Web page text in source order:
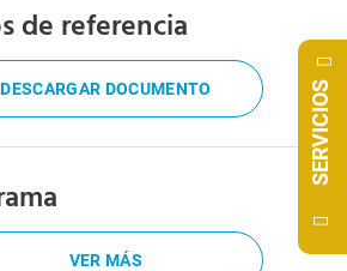
de referencia
DESCARGAR DOCUMENTO
VER MÁS
SERVICIOS